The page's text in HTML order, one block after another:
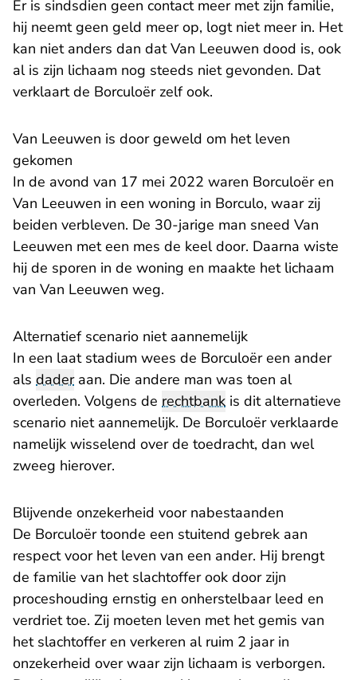
Er is sindsdien geen contact meer met zijn familie,
hij neemt geen geld meer op, logt niet meer in. Het
kan niet anders dan dat Van Leeuwen dood is, ook
al is zijn lichaam nog steeds niet gevonden. Dat
verklaart de Borculoër zelf ook.
Van Leeuwen is door geweld om het leven
gekomen
In de avond van 17 mei 2022 waren Borculoër en
Van Leeuwen in een woning in Borculo, waar zij
beiden verbleven. De 30-jarige man sneed Van
Leeuwen met een mes de keel door. Daarna wiste
hij de sporen in de woning en maakte het lichaam
van Van Leeuwen weg.
Alternatief scenario niet aannemelijk
In een laat stadium wees de Borculoër een ander
als daderaan. Die andere man was toen al
overleden. Volgens de rechtbank is dit alternatieve
scenario niet aannemelijk. De Borculoër verklaarde
namelijk wisselend over de toedracht, dan wel
zweeg hierover.
Blijvende onzekerheid voor nabestaanden
De Borculoër toonde een stuitend gebrek aan
respect voor het leven van een ander. Hij brengt
de familie van het slachtoffer ook door zijn
proceshouding ernstig en onherstelbaar leed en
verdriet toe. Zij moeten leven met het gemis van
het slachtoffer en verkeren al ruim 2 jaar in
onzekerheid over waar zijn lichaam is verborgen.